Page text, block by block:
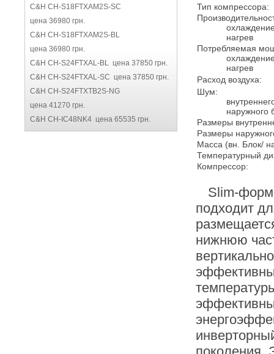
C&H CH-S18FTXAM2S-SC
цена 36980 грн.
C&H CH-S18FTXAM2S-BL
цена 36980 грн.
C&H CH-S24FTXAL-BL цена 37850 грн.
C&H CH-S24FTXAL-SC цена 37850 грн.
C&H CH-S24FTXTB2S-NG
цена 41270 грн.
C&H CH-IC48NK4 цена 65535 грн.
Тип компрессора:
нагрев
Потребляемая
нагрев
Расход воздуха:
Шум:
внутреннего
наружного
Размеры
Размеры
Масса (вн. Блок/
Температурный
Компрессор:
Slim-
подходит
нижнюю